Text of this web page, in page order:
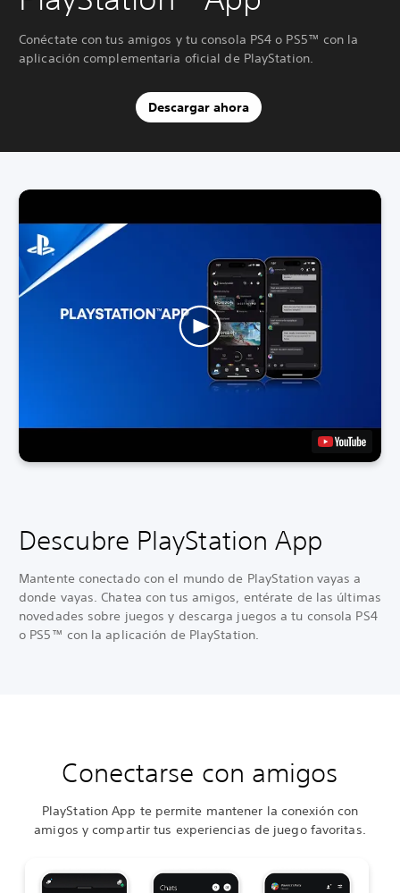
Conéctate con tus amigos y tu consola PS4 o PS5™ con la
aplicación complementaria oficial de PlayStation.
Descargar ahora
Descubre PlayStation App
Mantente conectado con el mundo de PlayStation vayas a
donde vayas. Chatea con tus amigos, entérate de las últimas
novedades sobre juegos y descarga juegos a tu consola PS4
o PS5™ con la aplicación de PlayStation.
Conectarse con amigos
PlayStation App te permite mantener la conexión con
amigos y compartir tus experiencias de juego favoritas.